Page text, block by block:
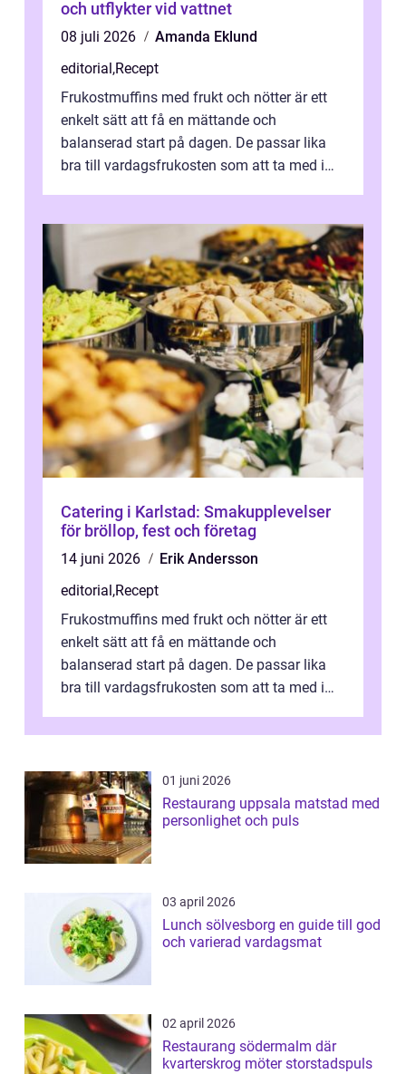
och utflykter vid vattnet
08 juli 2026
Amanda Eklund
editorial,Recept
Frukostmuffins med frukt och nötter är ett
enkelt sätt att få en mättande och
balanserad start på dagen. De passar lika
bra till vardagsfrukosten som att ta med i
Catering i Karlstad: Smakupplevelser
för bröllop, fest och företag
14 juni 2026
Erik Andersson
editorial,Recept
Frukostmuffins med frukt och nötter är ett
enkelt sätt att få en mättande och
balanserad start på dagen. De passar lika
bra till vardagsfrukosten som att ta med i
01 juni 2026
Restaurang uppsala matstad med
personlighet och puls
03 april 2026
Lunch sölvesborg en guide till god
och varierad vardagsmat
02 april 2026
Restaurang södermalm där
kvarterskrog möter storstadspuls